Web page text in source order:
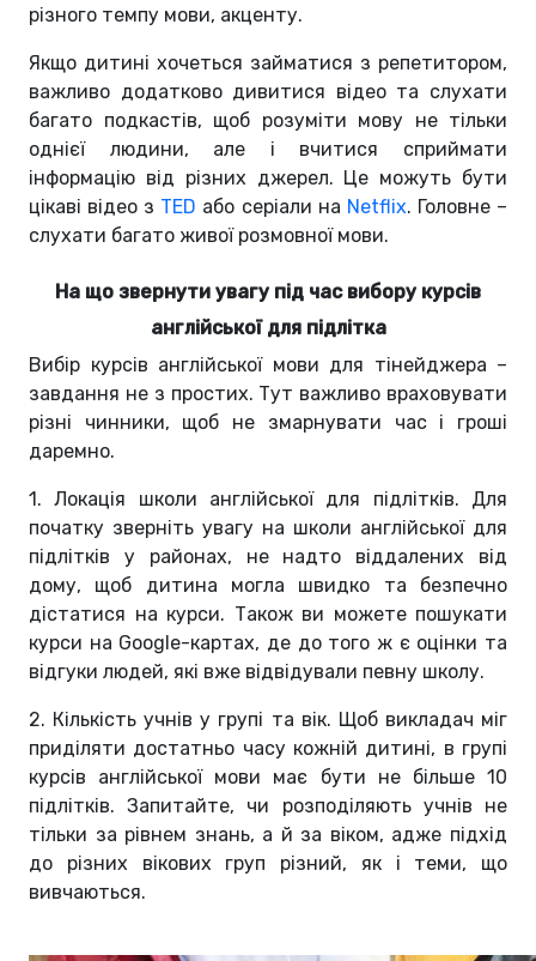
різного темпу мови, акценту.
Якщо дитині хочеться займатися з репетитором,
важливо додатково дивитися відео та слухати
багато подкастів, щоб розуміти мову не тільки
однієї людини, але і вчитися сприймати
інформацію від різних джерел. Це можуть бути
цікаві відео з TED або серіали на Netflix. Головне –
слухати багато живої розмовної мови.
На що звернути увагу під час вибору курсів
англійської для підлітка
Вибір курсів англійської мови для тінейджера –
завдання не з простих. Тут важливо враховувати
різні чинники, щоб не змарнувати час і гроші
даремно.
1. Локація школи англійської для підлітків. Для
початку зверніть увагу на школи англійської для
підлітків у районах, не надто віддалених від
дому, щоб дитина могла швидко та безпечно
дістатися на курси. Також ви можете пошукати
курси на Google-картах, де до того ж є оцінки та
відгуки людей, які вже відвідували певну школу.
2. Кількість учнів у групі та вік. Щоб викладач міг
приділяти достатньо часу кожній дитині, в групі
курсів англійської мови має бути не більше 10
підлітків. Запитайте, чи розподіляють учнів не
тільки за рівнем знань, а й за віком, адже підхід
до різних вікових груп різний, як і теми, що
вивчаються.